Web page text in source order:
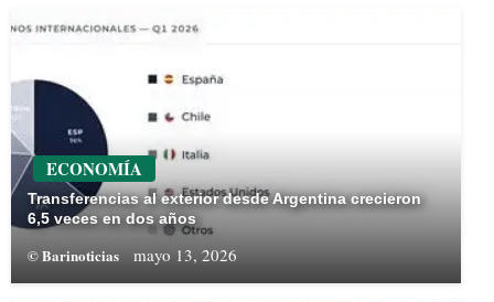
ECONOMÍA
Transferencias al exterior desde Argentina crecieron
6,5 veces en dos años
© Barinoticias mayo 13, 2026